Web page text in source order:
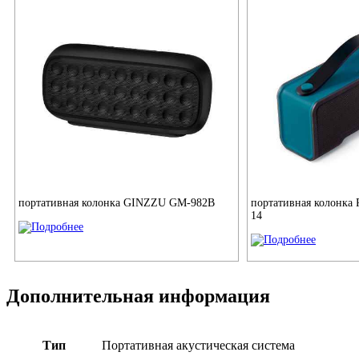
портативная колонка GINZZU GM-982B
портативная
14
Дополнительная информация
Тип Портативная акустическая система